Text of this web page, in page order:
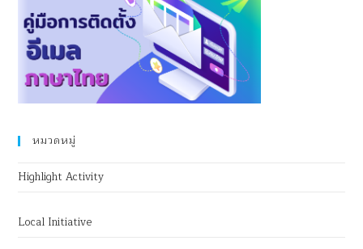
หมวดหมู่
Highlight Activity
Local Initiative